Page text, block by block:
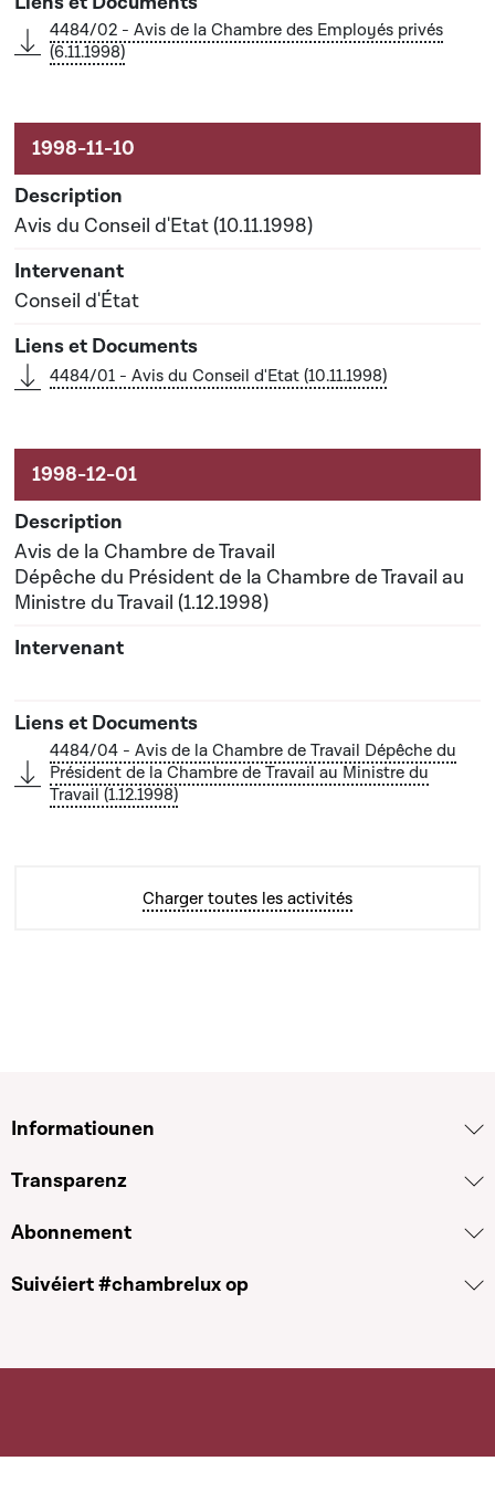
4484/02 - Avis de la Chambre des Employés privés
(6.11.1998)
Avis du Conseil d'Etat (10.11.1998)
Conseil d'État
4484/01 - Avis du Conseil d'Etat (10.11.1998)
Avis de la Chambre de Travail
Dépêche du Président de la Chambre de Travail au
Ministre du Travail (1.12.1998)
4484/04 - Avis de la Chambre de Travail Dépêche du
Président de la Chambre de Travail au Ministre du
Travail (1.12.1998)
Charger toutes les activités
Informatiounen
Transparenz
Abonnement
Suivéiert #chambrelux op